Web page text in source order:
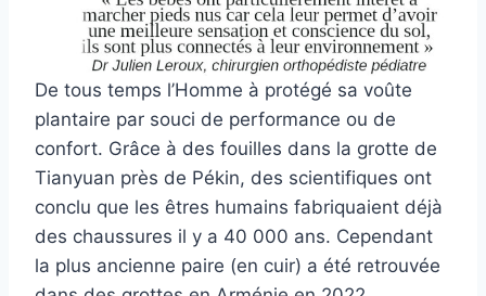
De tous temps l’Homme à protégé sa voûte
plantaire par souci de performance ou de
confort. Grâce à des fouilles dans la grotte de
Tianyuan près de Pékin, des scientifiques ont
conclu que les êtres humains fabriquaient déjà
des chaussures il y a 40 000 ans. Cependant
la plus ancienne paire (en cuir) a été retrouvée